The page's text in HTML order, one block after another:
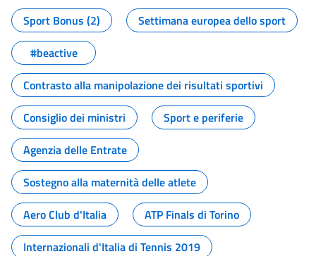
Sport Bonus (2)
Settimana europea dello sport
#beactive
Contrasto alla manipolazione dei risultati sportivi
Consiglio dei ministri
Sport e periferie
Agenzia delle Entrate
Sostegno alla maternità delle atlete
Aero Club d'Italia
ATP Finals di Torino
Internazionali d'Italia di Tennis 2019